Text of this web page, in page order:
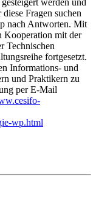
werden und
Fragen suchen
nach Antworten. Mit
Kooperation mit der
Technischen
fortgesetzt.
Informations- und
und Praktikern zu
per E-Mail
wp.html